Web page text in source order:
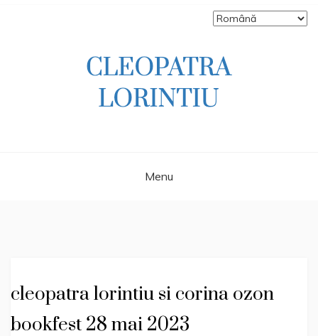
Menu
cleopatra lorintiu si corina ozon
bookfest 28 mai 2023